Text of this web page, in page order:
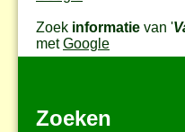
Zoek informatie van '
metGoogle
Zoeken